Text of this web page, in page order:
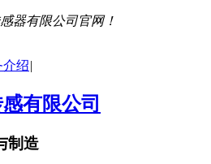
器有限公司官网！
介绍|
制造